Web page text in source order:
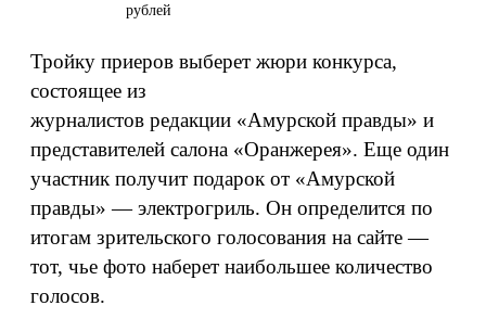
рублей
Тройку приеров выберет жюри конкурса,
состоящее из
журналистов редакции «Амурской правды» и
представителей салона «Оранжерея». Еще один
участник получит подарок от «Амурской
правды» — электрогриль. Он определится по
итогам зрительского голосования на сайте —
тот, чье фото наберет наибольшее количество
голосов.